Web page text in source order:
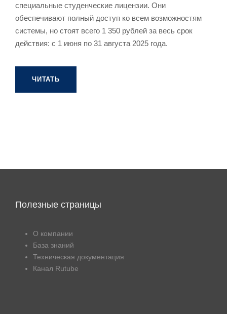
специальные студенческие лицензии. Они
обеспечивают полный доступ ко всем возможностям
системы, но стоят всего 1 350 рублей за весь срок
действия: с 1 июня по 31 августа 2025 года.
ЧИТАТЬ
Полезные страницы
О компании
База знаний
Техническая документация
Канал Rutube